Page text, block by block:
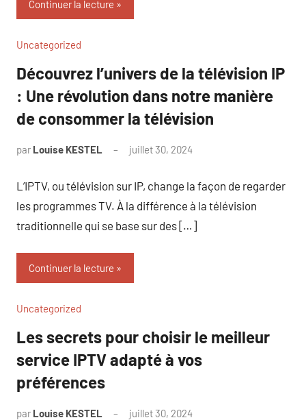
Continuer la lecture
Uncategorized
Découvrez l’univers de la télévision IP
: Une révolution dans notre manière
de consommer la télévision
par Louise KESTEL juillet 30, 2024
L’IPTV, ou télévision sur IP, change la façon de regarder
les programmes TV. À la différence à la télévision
traditionnelle qui se base sur des […]
Continuer la lecture
Uncategorized
Les secrets pour choisir le meilleur
service IPTV adapté à vos
préférences
par Louise KESTEL juillet 30, 2024